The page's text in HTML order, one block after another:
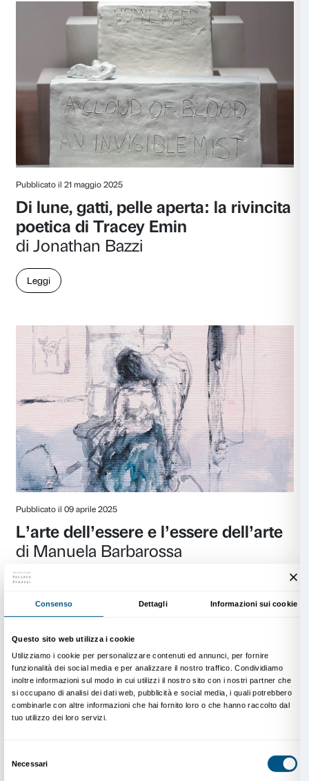
Pubblicato il 10 settembre 2025
Guardate questa pala
di Stefano Bucci
Leggi
Pubblicato il 13 agosto 2025
Noi che eravamo vivi
di Andrea Cortellessa
Leggi